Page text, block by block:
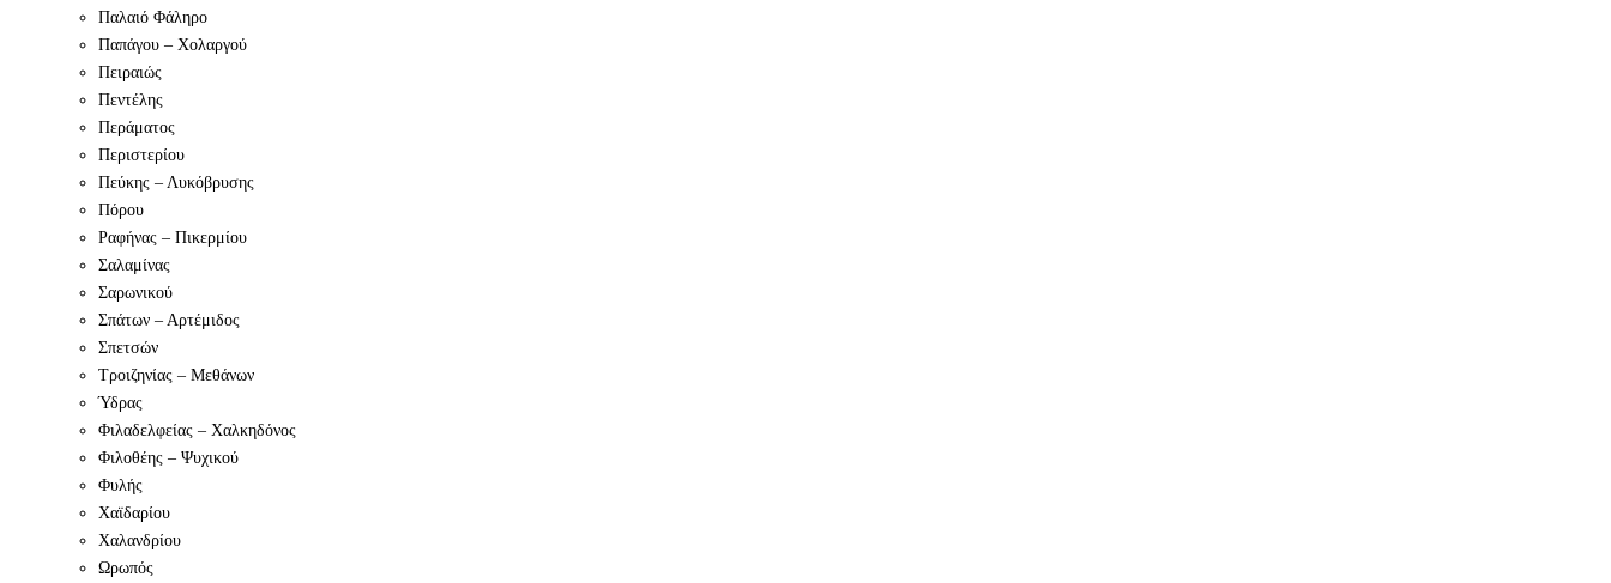
Παλαιό Φάληρο
Παπάγου – Χολαργού
Πειραιώς
Πεντέλης
Περάματος
Περιστερίου
Πεύκης – Λυκόβρυσης
Πόρου
Ραφήνας – Πικερμίου
Σαλαμίνας
Σαρωνικού
Σπάτων – Αρτέμιδος
Σπετσών
Τροιζηνίας – Μεθάνων
Ύδρας
Φιλαδελφείας – Χαλκηδόνος
Φιλοθέης – Ψυχικού
Φυλής
Χαϊδαρίου
Χαλανδρίου
Ωρωπός